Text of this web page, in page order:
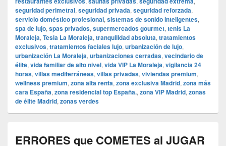
seguridad perimetral, seguridad privada, seguridad reforzada,
servicio doméstico profesional, sistemas de sonido inteligentes,
spa de lujo, spas privados, supermercados gourmet, tenis La
Moraleja, Tesla La Moraleja, tranquilidad absoluta, tratamientos
exclusivos, tratamientos faciales lujo, urbanización de lujo,
urbanización La Moraleja, urbanizaciones cerradas, vecindario de
élite, vida familiar de alto nivel, vida VIP La Moraleja, vigilancia 24
horas, villas mediterráneas, villas privadas, viviendas premium,
wellness premium, zona alta renta, zona exclusiva Madrid, zona más
cara España, zona residencial top España., zona VIP Madrid, zonas
de élite Madrid, zonas verdes
ERRORES que COMETES al JUGAR